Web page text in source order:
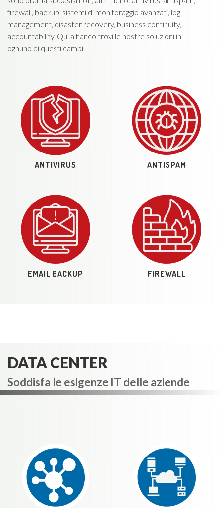
firewall, backup, sistemi di monitoraggio avanzati, log
management, disaster recovery, business continuity,
accountability. Qui a fianco trovi le nostre soluzioni in
ognuno di questi campi.
ANTIVIRUS ANTISPAM
EMAIL BACKUP FIREWALL
DATA CENTER
Soddisfa le esigenze IT delle aziende